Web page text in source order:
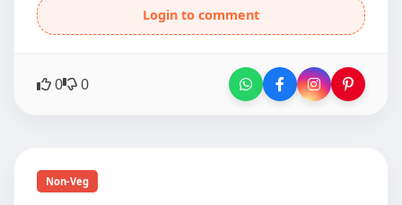
Login to comment
0 0
Non-Veg